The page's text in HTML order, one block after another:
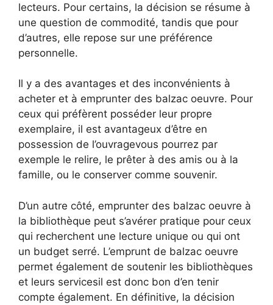
lecteurs. Pour certains, la décision se résume à
une question de commodité, tandis que pour
d’autres, elle repose sur une préférence
personnelle.
Il y a des avantages et des inconvénients à
acheter et à emprunter des balzac oeuvre. Pour
ceux qui préfèrent posséder leur propre
exemplaire, il est avantageux d’être en
possession de l’ouvragevous pourrez par
exemple le relire, le prêter à des amis ou à la
famille, ou le conserver comme souvenir.
D’un autre côté, emprunter des balzac oeuvre à
la bibliothèque peut s’avérer pratique pour ceux
qui recherchent une lecture unique ou qui ont
un budget serré. L’emprunt de balzac oeuvre
permet également de soutenir les bibliothèques
et leurs servicesil est donc bon d’en tenir
compte également. En définitive, la décision